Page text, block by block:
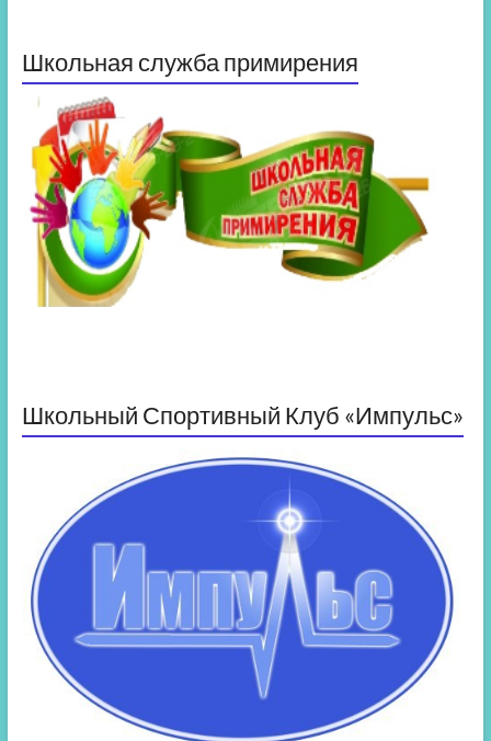
Школьная служба примирения
Школьный Спортивный Клуб «Импульс»